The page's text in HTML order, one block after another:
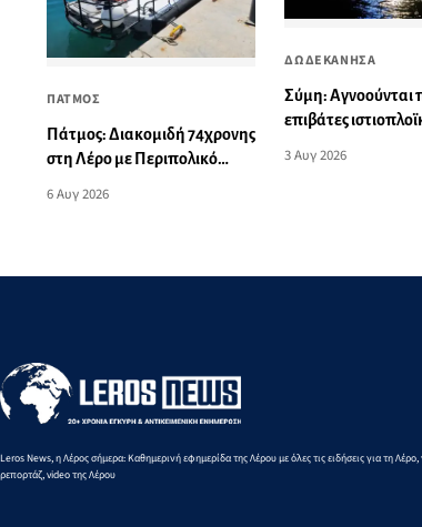
ΠΑΤΜΟΣ
Πάτμος: Διακομιδή 74χρονης
στη Λέρο με Περιπολικό
6 Αυγ 2026
ΔΩΔΕΚΑΝΗΣΑ
Σύμη: Αγνοούνται
επιβάτες
ακυβέρνητο
3 Αυγ 2026
Leros News, η Λέρος σήμερα: Καθημερινή εφημερίδα της Λέρου με όλες τις ειδήσεις για τη
ρεπορτάζ, video της Λέρου